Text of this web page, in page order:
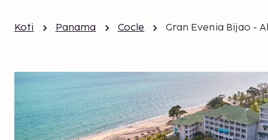
Koti Panama Cocle Gran Evenia Bijao -